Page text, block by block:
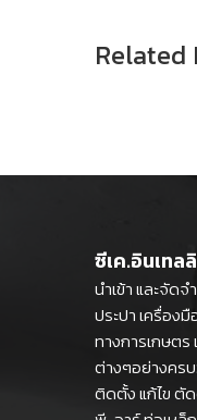
ซีเค.อินเทล
นำเข้า และจัด
ประปา เครื่อง
ทางการเกษต
ต่างๆอย่างคร
ติดตั้ง แก้ไข ตั